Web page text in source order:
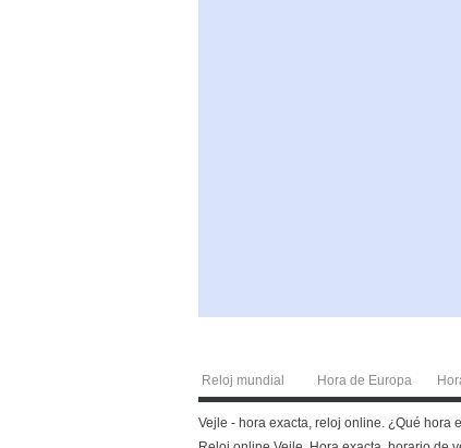
Reloj mundial Hora de Europa
Vejle - hora exacta, reloj online. ¿Qué hora